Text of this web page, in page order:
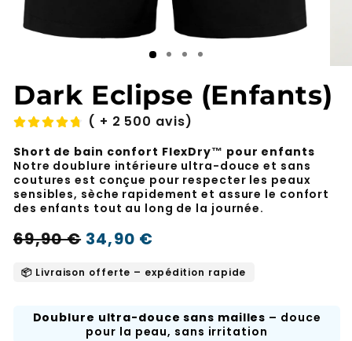
Dark Eclipse (Enfants)
( + 2 500 avis)
Short de bain confort FlexDry™ pour enfants
Notre doublure intérieure ultra-douce et sans
coutures est conçue pour respecter les peaux
sensibles, sèche rapidement et assure le confort
des enfants tout au long de la journée.
Prix
normal
34,90 €
Prix
soldé
69,90 €
📦 Livraison offerte – expédition rapide
Doublure ultra-douce sans mailles – douce
pour la peau, sans irritation